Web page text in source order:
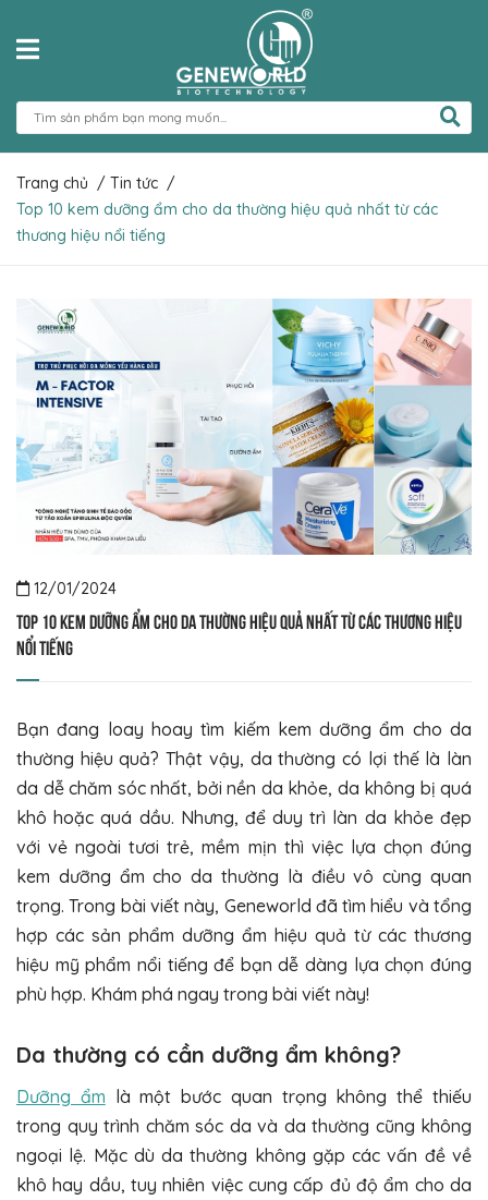
Trang chủ / Tin tức /
Top 10 kem dưỡng ẩm cho da thường hiệu quả nhất từ các
thương hiệu nổi tiếng
12/01/2024
Top 10 kem dưỡng ẩm cho da thường hiệu quả nhất từ các thương hiệu
nổi tiếng
Bạn đang loay hoay tìm kiếm kem dưỡng ẩm cho da
thường hiệu quả? Thật vậy, da thường có lợi thế là làn
da dễ chăm sóc nhất, bởi nền da khỏe, da không bị quá
khô hoặc quá dầu. Nhưng, để duy trì làn da khỏe đẹp
với vẻ ngoài tươi trẻ, mềm mịn thì việc lựa chọn đúng
kem dưỡng ẩm cho da thường là điều vô cùng quan
trọng. Trong bài viết này, Geneworld đã tìm hiểu và tổng
hợp các sản phẩm dưỡng ẩm hiệu quả từ các thương
hiệu mỹ phẩm nổi tiếng để bạn dễ dàng lựa chọn đúng
phù hợp. Khám phá ngay trong bài viết này!
Da thường có cần dưỡng ẩm không?
Dưỡng ẩm là một bước quan trọng không thể thiếu
trong quy trình chăm sóc da và da thường cũng không
ngoại lệ. Mặc dù da thường không gặp các vấn đề về
khô hay dầu, tuy nhiên việc cung cấp đủ độ ẩm cho da